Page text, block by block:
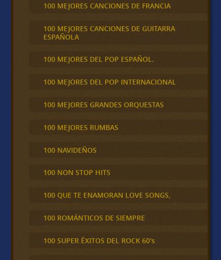
100 MEJORES CANCIONES DE FRANCIA
100 MEJORES CANCIONES DE GUITARRA
ESPAÑOLA
100 MEJORES DEL POP ESPAÑOL.
100 MEJORES DEL POP INTERNACIONAL
100 MEJORES GRANDES ORQUESTAS
100 MEJORES RUMBAS
100 NAVIDEÑOS
100 NON STOP HITS
100 QUE TE ENAMORAN LOVE SONGS,
100 ROMÁNTICOS DE SIEMPRE
100 SUPER ÉXITOS DEL ROCK 60's